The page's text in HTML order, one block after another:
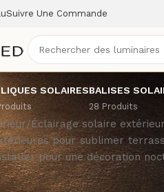
Suivre Une Commande
SOLAIRESBALISES
28 Produits
/Éclairage solaire extérieur
pour sublimer
pour une décoration